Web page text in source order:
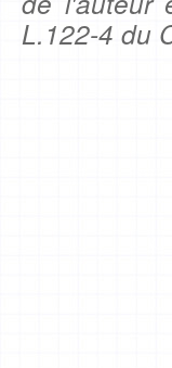
L.122-4 du